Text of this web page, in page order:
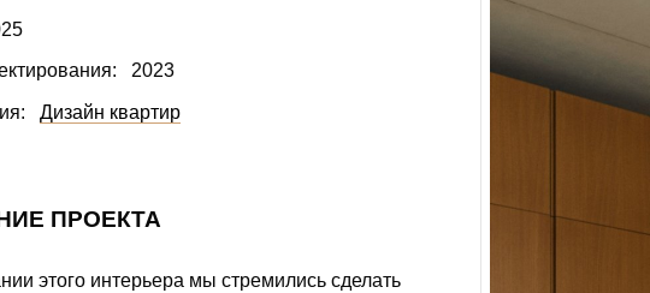
2023
Дизайн квартир
ПРОЕКТА
этого интерьера мы стремились сделать